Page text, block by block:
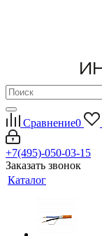
Сравнение0
+7(495)-050-03-15
Заказать звонок
Каталог